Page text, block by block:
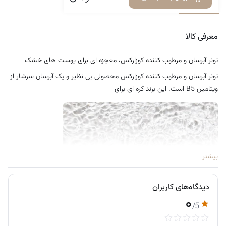
معرفی کالا
تونر آبرسان و مرطوب کننده کوزارکس، معجزه ای برای پوست های خشک
تونر آبرسان و مرطوب کننده کوزارکس محصولی بی‌ نظیر و یک آبرسان سرشار از
ویتامین B5 است. این برند کره‌ ای برای
بیشتر
دیدگاه‌های کاربران
۰/5